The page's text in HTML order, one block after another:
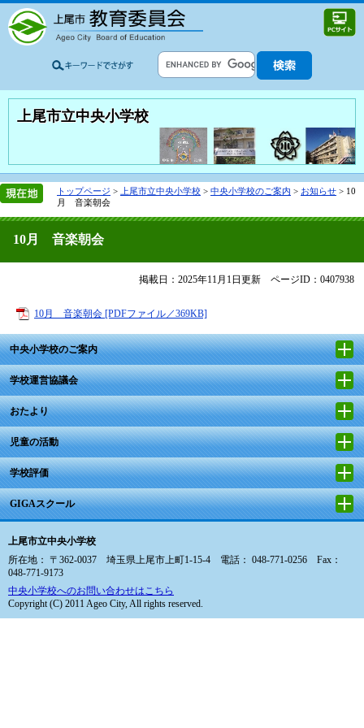
上尾市立中央小学校
トップページ > 上尾市立中央小学校 > 中央小学校のご案内 > お知らせ > 10
月 音楽朝会
10月 音楽朝会
掲載日：2025年11月1日更新 ページID：0407938
10月 音楽朝会 [PDFファイル／369KB]
中央小学校のご案内
学校運営協議会
おたより
児童の活動
学校評価
GIGAスクール
上尾市立中央小学校
所在地： 〒362-0037 埼玉県上尾市上町1-15-4 電話： 048-771-0256 Fax：
048-771-9173
中央小学校へのお問い合わせはこちら
Copyright (C) 2011 Ageo City, All rights reserved.